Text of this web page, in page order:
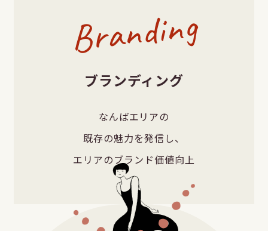
Branding
ブランディング
なんばエリアの
既存の魅力を発信し、
エリアのブランド価値向上